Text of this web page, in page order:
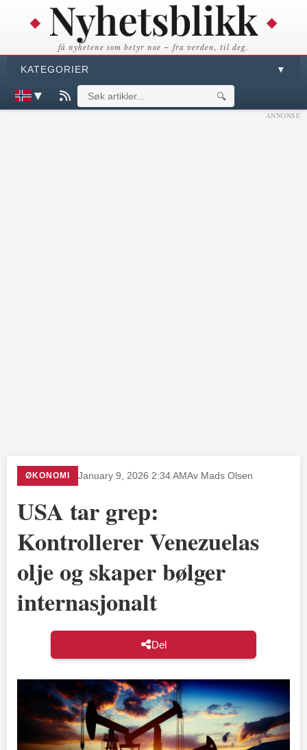
få nyhetene som betyr noe – fra verden, til deg.
KATEGORIER ▼
▼ 🔍
ANNONSE
ØKONOMI January 9, 2026 2:34 AMAv Mads Olsen
USA tar grep:
Kontrollerer Venezuelas
olje og skaper bølger
internasjonalt
Del